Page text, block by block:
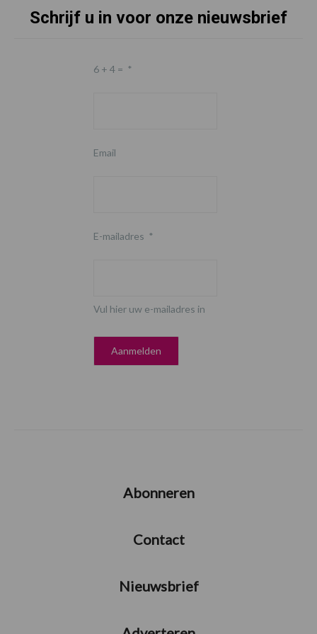
Schrijf u in voor onze nieuwsbrief
6 + 4 = *
Email
E-mailadres *
Vul hier uw e-mailadres in
Abonneren
Contact
Nieuwsbrief